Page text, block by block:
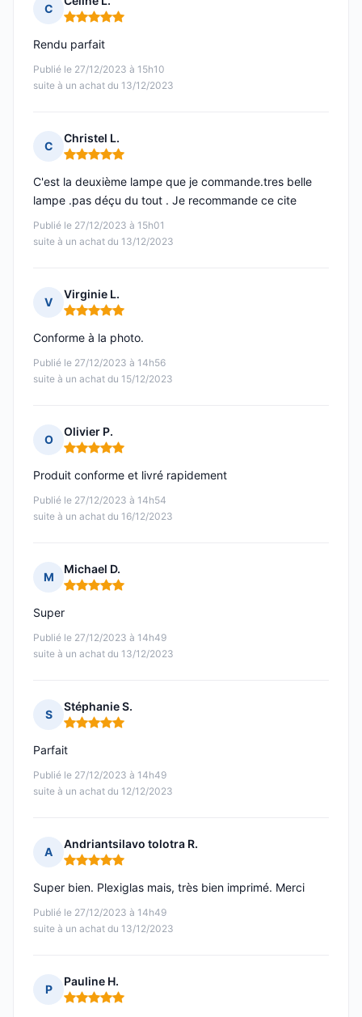
C
Note : 5 sur 5
Publié le 27/12/2023 à 15h10
suite à un achat du 13/12/2023
Rendu parfait
C
Christel L.
Note : 5 sur 5
Publié le 27/12/2023 à 15h01
suite à un achat du 13/12/2023
C'est la deuxième lampe que je commande.tres belle
lampe .pas déçu du tout . Je recommande ce cite
V
Virginie L.
Note : 5 sur 5
Publié le 27/12/2023 à 14h56
suite à un achat du 15/12/2023
Conforme à la photo.
O
Olivier P.
Note : 5 sur 5
Publié le 27/12/2023 à 14h54
suite à un achat du 16/12/2023
Produit conforme et livré rapidement
M
Michael D.
Note : 5 sur 5
Publié le 27/12/2023 à 14h49
suite à un achat du 13/12/2023
Super
S
Stéphanie S.
Note : 5 sur 5
Publié le 27/12/2023 à 14h49
suite à un achat du 12/12/2023
Parfait
A
Andriantsilavo tolotra R.
Note : 5 sur 5
Publié le 27/12/2023 à 14h49
suite à un achat du 13/12/2023
Super bien. Plexiglas mais, très bien imprimé. Merci
P
Pauline H.
Note : 5 sur 5